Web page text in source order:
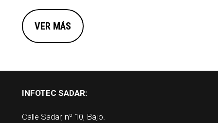
VER MÁS
INFOTEC SADAR:
Calle Sadar, nº 10, Bajo.